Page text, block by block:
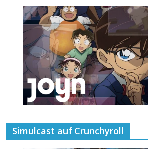
Simulcast auf Crunchyroll